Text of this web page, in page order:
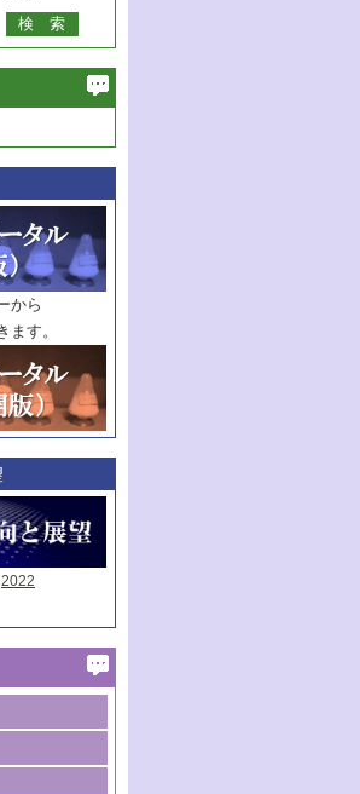
から
ます。
2022
研究動向
り加速する
ン燃料/グリ